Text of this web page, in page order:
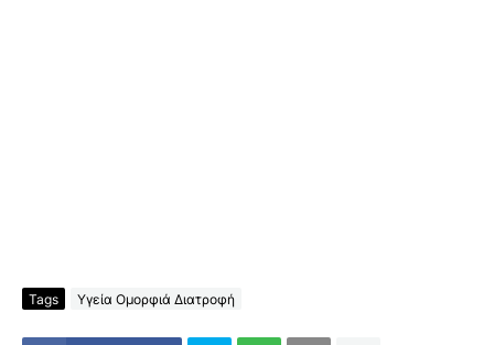
Tags Υγεία Ομορφιά Διατροφή